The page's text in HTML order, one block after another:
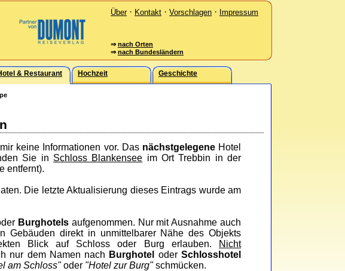
Über· Kontakt · Vorschlagen · Impressum
⇒ nach Orten
⇒ nach Bundesländern
& Restaurant Hochzeit Geschichte
keine Informationen vor. Das nächstgelegeneHotel
Sie in Schloss Blankensee im Ort Trebbin in der
entfernt).
Die letzte Aktualisierung dieses Eintrags wurde am
Burghotelsaufgenommen. Nur mit Ausnahme auch
Gebäuden direkt in unmittelbarer Nähe des Objekts
Blick auf Schloss oder Burg erlauben.
Nicht
nur dem Namen nach Burghotel oderSchlosshotel
am Schloss"oder "Hotel zur Burg"schmücken.